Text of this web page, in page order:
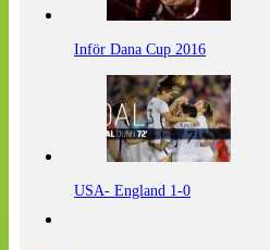
Inför Dana Cup 2016
USA- England 1-0